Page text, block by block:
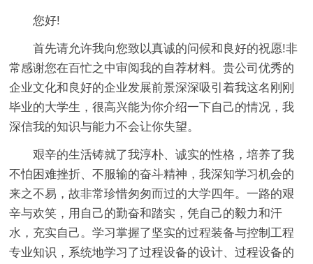
您好!
首先请允许我向您致以真诚的问候和良好的祝愿!非
常感谢您在百忙之中审阅我的自荐材料。贵公司优秀的
企业文化和良好的企业发展前景深深吸引着我这名刚刚
毕业的大学生，很高兴能为你介绍一下自己的情况，我
深信我的知识与能力不会让你失望。
艰辛的生活铸就了我淳朴、诚实的性格，培养了我
不怕困难挫折、不服输的奋斗精神，我深知学习机会的
来之不易，故非常珍惜匆匆而过的大学四年。一路的艰
辛与欢笑，用自己的勤奋和踏实，凭自己的毅力和汗
水，充实自己。学习掌握了坚实的过程装备与控制工程
专业知识，系统地学习了过程设备的设计、过程设备的